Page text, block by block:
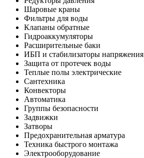
Шаровые краны
Фильтры для воды
Клапаны обратные
Гидроаккумуляторы
Расширительные баки
ИБП и стабилизаторы напряжения
Защита от протечек воды
Теплые полы электрические
Сантехника
Конвекторы
Автоматика
Группы безопасности
Задвижки
Затворы
Предохранительная арматура
Техника быстрого монтажа
Электрооборудование